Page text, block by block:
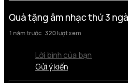
Quà tặng âm nhạc thứ 3
1 năm trước 320 lượt xem
Lời bình của bạn
Gửi ý kiến